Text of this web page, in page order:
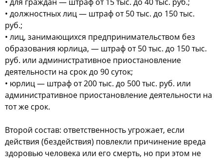
• должностных лиц — штраф от 50 тыс. до 150 тыс.
руб.;
• лиц, занимающихся предпринимательством без
образования юрлица, — штраф от 50 тыс. до 150 тыс.
руб. или административное приостановление
деятельности на срок до 90 суток;
• юрлиц — штраф от 200 тыс. до 500 тыс. руб. или
административное приостановление деятельности на
тот же срок.
Второй состав: ответственность угрожает, если
действия (бездействия) повлекли причинение вреда
здоровью человека или его смерть, но при этом не